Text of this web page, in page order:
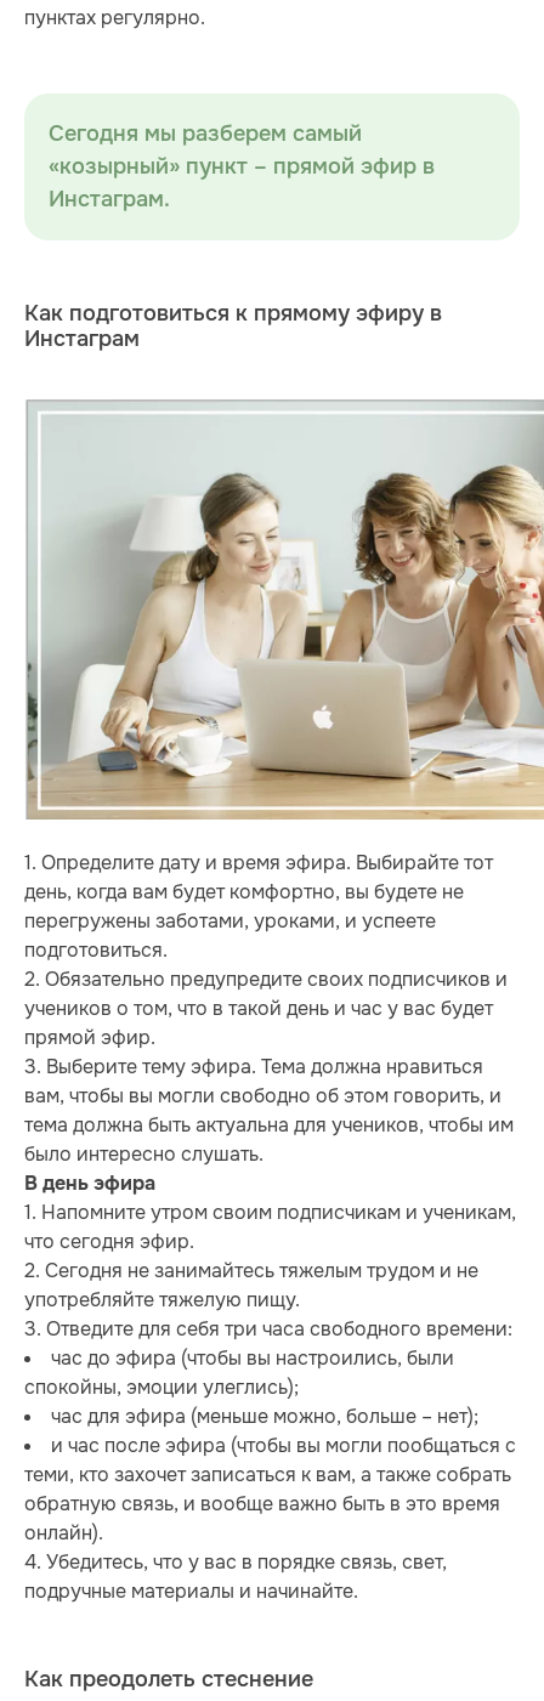
пунктах регулярно.
Сегодня мы разберем самый
«козырный» пункт – прямой эфир в
Инстаграм.
Как подготовиться к прямому эфиру в
Инстаграм
1. Определите дату и время эфира. Выбирайте тот
день, когда вам будет комфортно, вы будете не
перегружены заботами, уроками, и успеете
подготовиться.
2. Обязательно предупредите своих подписчиков и
учеников о том, что в такой день и час у вас будет
прямой эфир.
3. Выберите тему эфира. Тема должна нравиться
вам, чтобы вы могли свободно об этом говорить, и
тема должна быть актуальна для учеников, чтобы им
было интересно слушать.
В день эфира
1. Напомните утром своим подписчикам и ученикам,
что сегодня эфир.
2. Сегодня не занимайтесь тяжелым трудом и не
употребляйте тяжелую пищу.
3. Отведите для себя три часа свободного времени:
час до эфира (чтобы вы настроились, были
спокойны, эмоции улеглись);
час для эфира (меньше можно, больше – нет);
и час после эфира (чтобы вы могли пообщаться с
теми, кто захочет записаться к вам, а также собрать
обратную связь, и вообще важно быть в это время
онлайн).
4. Убедитесь, что у вас в порядке связь, свет,
подручные материалы и начинайте.
Как преодолеть стеснение